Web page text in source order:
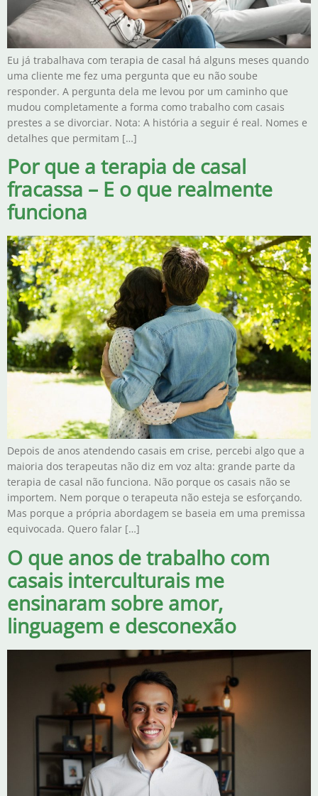
Eu já trabalhava com terapia de casal há alguns meses quando
uma cliente me fez uma pergunta que eu não soube
responder. A pergunta dela me levou por um caminho que
mudou completamente a forma como trabalho com casais
prestes a se divorciar. Nota: A história a seguir é real. Nomes e
detalhes que permitam […]
Por que a terapia de casal
fracassa – E o que realmente
funciona
Depois de anos atendendo casais em crise, percebi algo que a
maioria dos terapeutas não diz em voz alta: grande parte da
terapia de casal não funciona. Não porque os casais não se
importem. Nem porque o terapeuta não esteja se esforçando.
Mas porque a própria abordagem se baseia em uma premissa
equivocada. Quero falar […]
O que anos de trabalho com
casais interculturais me
ensinaram sobre amor,
linguagem e desconexão